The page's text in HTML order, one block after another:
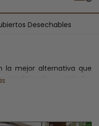
Desechables
la mejor alternativa que
artículos
tienda online. Todos